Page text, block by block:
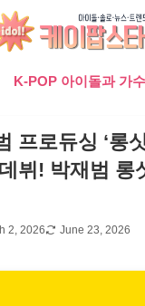
이돌과 가수들의 재
프로듀싱 ‘롱
뷔! 박재범 롱
2, 2026 June 23, 2026